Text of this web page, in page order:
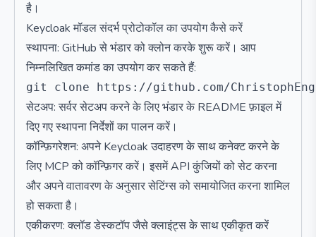
है।
Keycloak मॉडल संदर्भ प्रोटोकॉल का उपयोग कैसे करें
स्थापना: GitHub से भंडार को क्लोन करके शुरू करें। आप
निम्नलिखित कमांड का उपयोग कर सकते हैं:
सेटअप: सर्वर सेटअप करने के लिए भंडार के README फ़ाइल में
दिए गए स्थापना निर्देशों का पालन करें।
कॉन्फ़िगरेशन: अपने Keycloak उदाहरण के साथ कनेक्ट करने के
लिए MCP को कॉन्फ़िगर करें। इसमें API कुंजियों को सेट करना
और अपने वातावरण के अनुसार सेटिंग्स को समायोजित करना शामिल
हो सकता है।
एकीकरण: क्लॉड डेस्कटॉप जैसे क्लाइंट्स के साथ एकीकृत करें